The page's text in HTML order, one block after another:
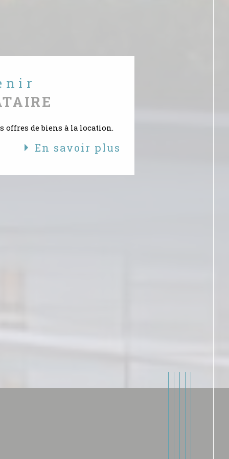
offres de biens à la location.
En savoir plus